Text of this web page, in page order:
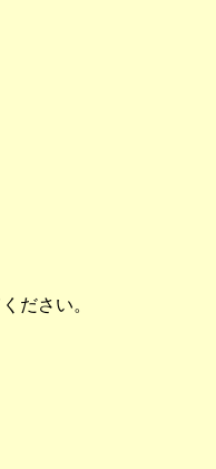
ださい。